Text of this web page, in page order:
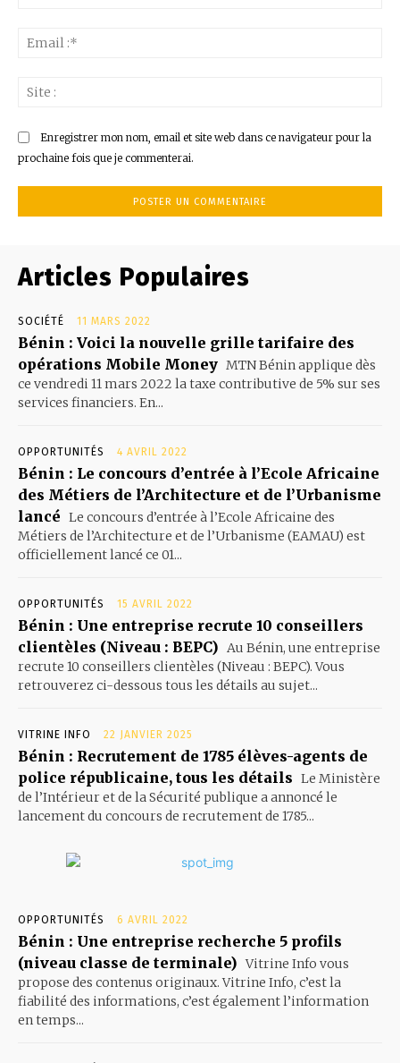
Enregistrer mon nom, email et site web dans ce navigateur pour la
prochaine fois que je commenterai.
Articles Populaires
SOCIÉTÉ 11 MARS 2022
Bénin : Voici la nouvelle grille tarifaire des
opérations Mobile Money MTN Bénin applique dès
ce vendredi 11 mars 2022 la taxe contributive de 5% sur ses
services financiers. En...
OPPORTUNITÉS 4 AVRIL 2022
Bénin : Le concours d’entrée à l’Ecole Africaine
des Métiers de l’Architecture et de l’Urbanisme
lancé Le concours d’entrée à l’Ecole Africaine des
Métiers de l’Architecture et de l’Urbanisme (EAMAU) est
officiellement lancé ce 01...
OPPORTUNITÉS 15 AVRIL 2022
Bénin : Une entreprise recrute 10 conseillers
clientèles (Niveau : BEPC)
Au Bénin, une entreprise
recrute 10 conseillers clientèles (Niveau : BEPC). Vous
retrouverez ci-dessous tous les détails au sujet...
VITRINE INFO 22 JANVIER 2025
Bénin : Recrutement de 1785 élèves-agents de
police républicaine, tous les détails Le Ministère
de l’Intérieur et de la Sécurité publique a annoncé le
lancement du concours de recrutement de 1785...
OPPORTUNITÉS 6 AVRIL 2022
Bénin : Une entreprise recherche 5 profils
(niveau classe de terminale) Vitrine Info vous
propose des contenus originaux. Vitrine Info, c’est la
fiabilité des informations, c’est également l’information
en temps...